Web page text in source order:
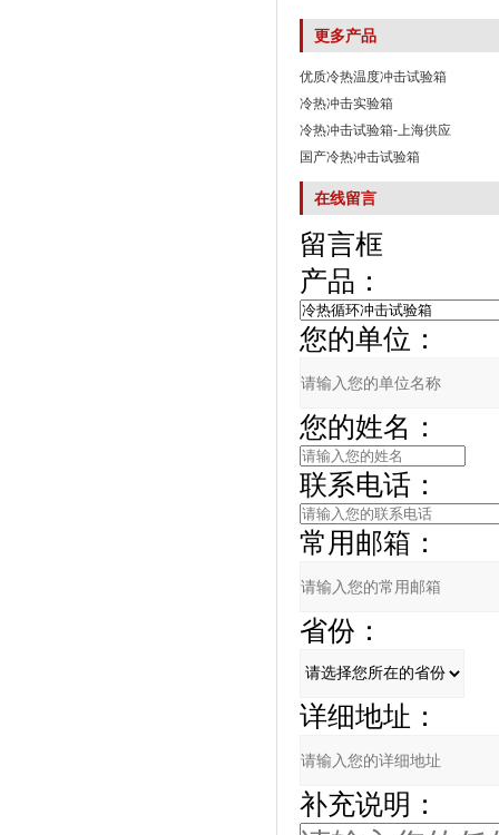
更多产品
优质冷热温度冲击试验箱
冷热冲击实验箱
冷热冲击试验箱-上海供应
国产冷热冲击试验箱
在线留言
留言框
产品：
您的单位：
您的姓名：
联系电话：
常用邮箱：
省份：
详细地址：
补充说明：